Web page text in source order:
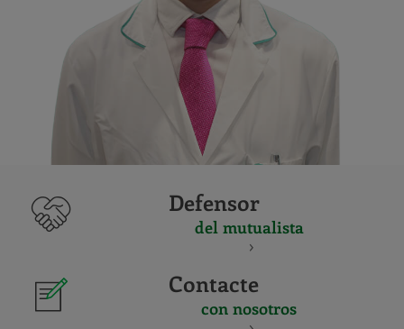
Defensor
del mutualista
Contacte
con nosotros